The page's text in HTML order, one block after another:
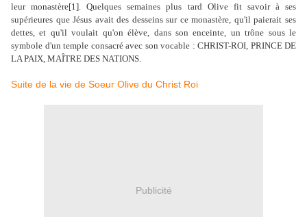
leur monastère[1]. Quelques semaines plus tard Olive fit savoir à ses
supérieures que Jésus avait des desseins sur ce monastère, qu'il paierait ses
dettes, et qu'il voulait qu'on élève, dans son enceinte, un trône sous le
symbole d'un temple consacré avec son vocable : CHRIST-ROI, PRINCE DE
LA PAIX, MAÎTRE DES NATIONS.
Suite de la vie de Soeur Olive du Christ Roi
Publicité